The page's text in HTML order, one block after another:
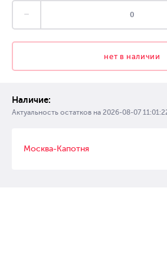
нет в наличии
Наличие:
Актуальность остатков на 2026-08-07
Москва-Капотня